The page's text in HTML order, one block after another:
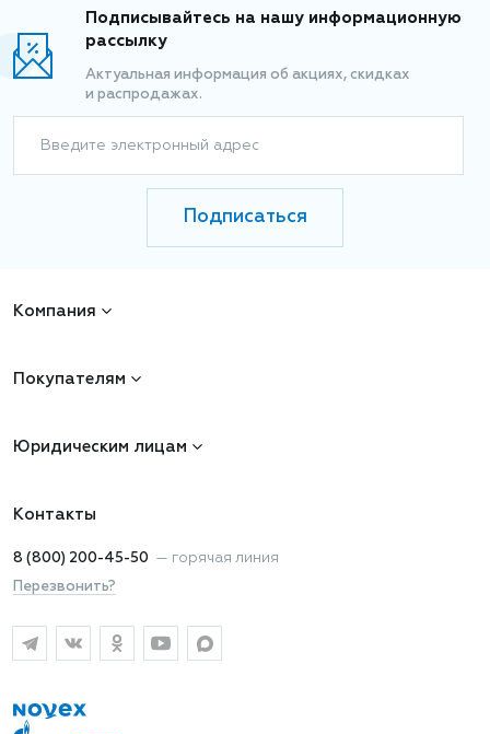
Подписывайтесь на нашу информационную
рассылку
Актуальная информация об акциях, скидках
и распродажах.
Введите электронный адрес
Подписаться
Компания
Покупателям
Юридическим лицам
Контакты
8 (800) 200-45-50 — горячая линия
Перезвонить?